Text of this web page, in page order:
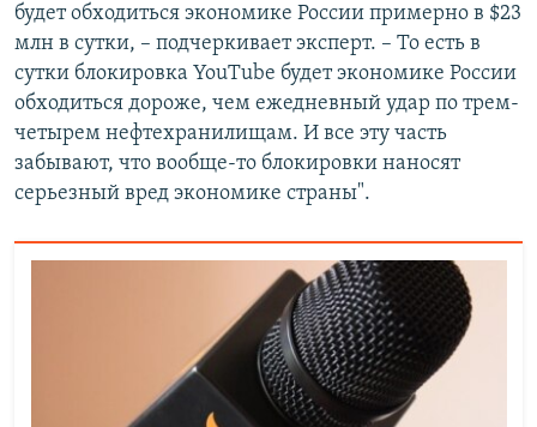
будет обходиться экономике России примерно в $23
млн в сутки, – подчеркивает эксперт. – То есть в
сутки блокировка YouTube будет экономике России
обходиться дороже, чем ежедневный удар по трем-
четырем нефтехранилищам. И все эту часть
забывают, что вообще-то блокировки наносят
серьезный вред экономике страны".